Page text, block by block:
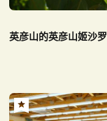
英彦山的英彦山姬沙罗